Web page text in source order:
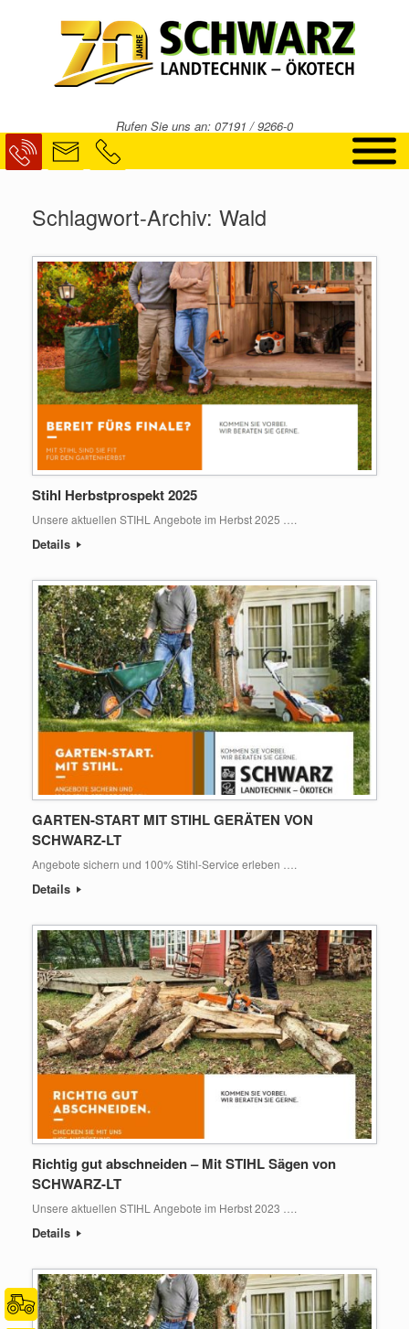
Rufen Sie uns an: 07191 / 9266-0
Schlagwort-Archiv: Wald
Stihl Herbstprospekt 2025
Unsere aktuellen STIHL Angebote im Herbst 2025 ….
Details
GARTEN-START MIT STIHL GERÄTEN VON
SCHWARZ-LT
Angebote sichern und 100% Stihl-Service erleben ….
Details
Richtig gut abschneiden – Mit STIHL Sägen von
SCHWARZ-LT
Unsere aktuellen STIHL Angebote im Herbst 2023 ….
Details